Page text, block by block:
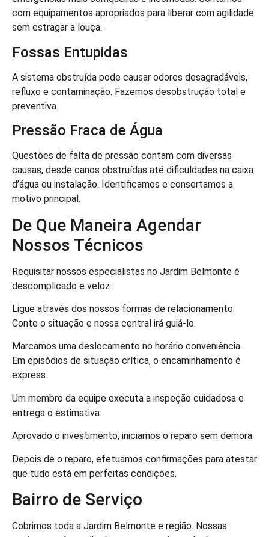
com equipamentos apropriados para liberar com agilidade
sem estragar a louça.
Fossas Entupidas
A sistema obstruída pode causar odores desagradáveis,
refluxo e contaminação. Fazemos desobstrução total e
preventiva.
Pressão Fraca de Água
Questões de falta de pressão contam com diversas
causas, desde canos obstruídas até dificuldades na caixa
d’água ou instalação. Identificamos e consertamos a
motivo principal.
De Que Maneira Agendar
Nossos Técnicos
Requisitar nossos especialistas no Jardim Belmonte é
descomplicado e veloz:
Ligue através dos nossos formas de relacionamento.
Conte o situação e nossa central irá guiá-lo.
Marcamos uma deslocamento no horário conveniência.
Em episódios de situação crítica, o encaminhamento é
express.
Um membro da equipe executa a inspeção cuidadosa e
entrega o estimativa.
Aprovado o investimento, iniciamos o reparo sem demora.
Depois de o reparo, efetuamos confirmações para atestar
que tudo está em perfeitas condições.
Bairro de Serviço
Cobrimos toda a Jardim Belmonte e região. Nossas